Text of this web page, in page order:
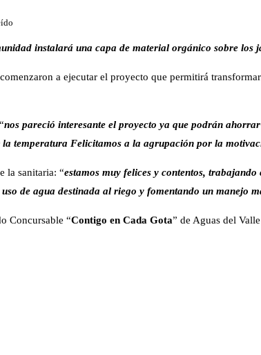
instalará una capa de material orgánico sobre
a ejecutar el proyecto que permitirá
nos pareció interesante el proyecto ya que podrán
temperatura Felicitamos a la agrupación por la
la sanitaria: “estamos muy felices y contentos,
de agua destinada al riego y fomentando un manejo
Concursable “Contigo en Cada Gota” de Aguas del